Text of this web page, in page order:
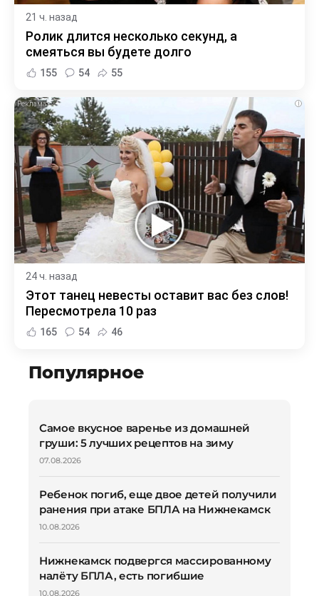
21 ч. назад
Ролик длится несколько секунд, а
смеяться вы будете долго
155 54 55
i
24 ч. назад
Этот танец невесты оставит вас без слов!
Пересмотрела 10 раз
165 54 46
Популярное
Самое вкусное варенье из домашней
груши: 5 лучших рецептов на зиму
07.08.2026
Ребенок погиб, еще двое детей получили
ранения при атаке БПЛА на Нижнекамск
10.08.2026
Нижнекамск подвергся массированному
налёту БПЛА, есть погибшие
10.08.2026